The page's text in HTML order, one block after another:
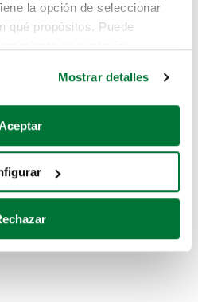
la opción de seleccionar
qué propósitos. Puede
sobre su ubicación geográfica
analizándolo activamente
específicas (huellas
sobre cómo se procesan sus
Mostrar detalles
Aceptar
el coche que estás
estos enlaces: